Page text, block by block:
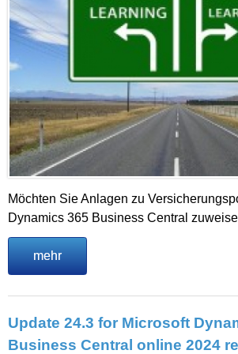
Möchten Sie Anlagen zu
Dynamics 365 Business Central
mehr
Update 24.3 for Microsoft
Business Central online 2024